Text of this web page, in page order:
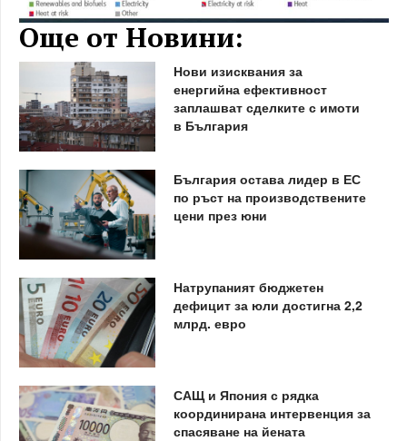
Още от Новини:
Нови изисквания за
енергийна ефективност
заплашват сделките с имоти
в България
България остава лидер в ЕС
по ръст на производствените
цени през юни
Натрупаният бюджетен
дефицит за юли достигна 2,2
млрд. евро
САЩ и Япония с рядка
координирана интервенция за
спасяване на йената